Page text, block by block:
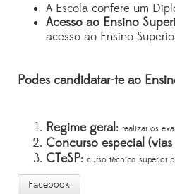
A Escola confere um
Acesso ao Ensino
acesso ao Ensino
Podes candidatar-te ao
Regime geral: realizar os
Concurso especial
CTeSP: curso técnico superior
Facebook